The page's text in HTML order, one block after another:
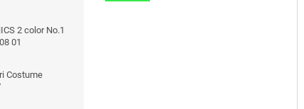
2 color No.1
01
Costume